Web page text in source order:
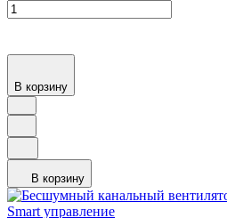
В корзину
В корзину